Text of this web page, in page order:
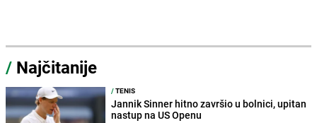
/ Najčitanije
/TENIS
Jannik Sinner hitno završio u bolnici, upitan
nastup na US Openu